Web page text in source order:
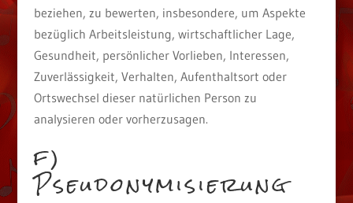
beziehen, zu bewerten, insbesondere, um Aspekte
bezüglich Arbeitsleistung, wirtschaftlicher Lage,
Gesundheit, persönlicher Vorlieben, Interessen,
Zuverlässigkeit, Verhalten, Aufenthaltsort oder
Ortswechsel dieser natürlichen Person zu
analysieren oder vorherzusagen.
f)
Pseudonymisierung